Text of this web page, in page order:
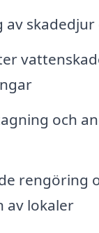
och
rengöring
av lokaler